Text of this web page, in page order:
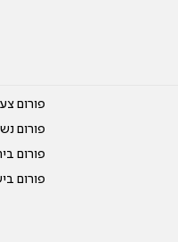
פורום
פורום
פורום
פורום